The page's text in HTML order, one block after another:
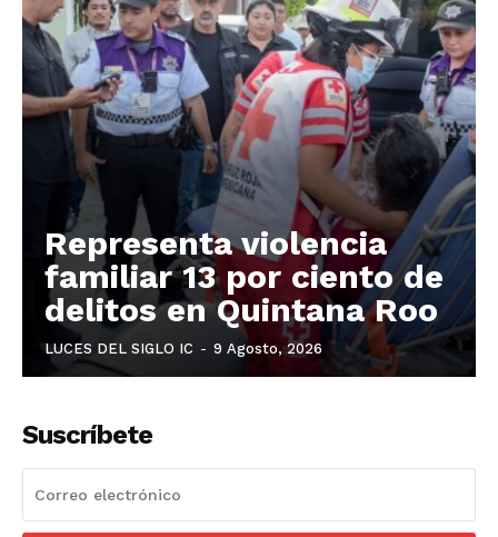
Representa violencia
familiar 13 por ciento de
delitos en Quintana Roo
LUCES DEL SIGLO IC - 9 Agosto, 2026
Suscríbete